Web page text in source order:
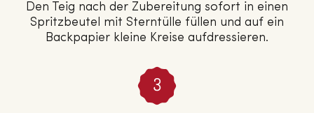
Den Teig nach der Zubereitung sofort in einen
Spritzbeutel mit Sterntülle füllen und auf ein
Backpapier kleine Kreise aufdressieren.